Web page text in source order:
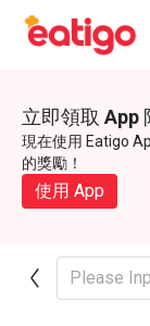
立即領取 App
現在使用 Eatigo
的獎勵！
使用 App
Please